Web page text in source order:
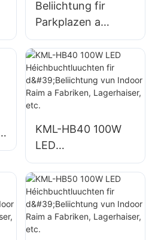
Beliichtung fir
Parkplazen a
Lagerhaiser am
Fräien KML-FL2C
240W LED
Flutluuchten
Liwwerant
KML-HB40 100W
LED
Héichbuchtluuchte
n fir d'Beliichtung
vun Indoor Raim a
Fabriken,
Lagerhaiser, etc.